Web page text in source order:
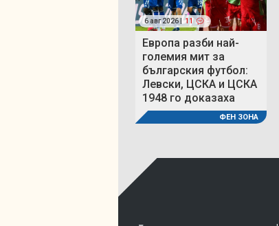
6 авг 2026 | 11
Европа разби най-
големия мит за
българския футбол:
Левски, ЦСКА и ЦСКА
1948 го доказаха
ФЕН ЗОНА